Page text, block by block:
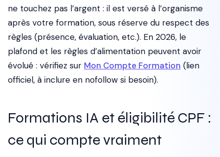
ne touchez pas l’argent : il est versé à l’organisme
après votre formation, sous réserve du respect des
règles (présence, évaluation, etc.). En 2026, le
plafond et les règles d’alimentation peuvent avoir
évolué : vérifiez sur Mon Compte Formation (lien
officiel, à inclure en nofollow si besoin).
Formations IA et éligibilité CPF :
ce qui compte vraiment